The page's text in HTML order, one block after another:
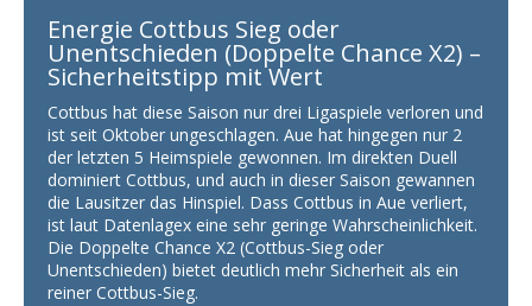
Energie Cottbus Sieg oder
Unentschieden (Doppelte Chance X2) –
Sicherheitstipp mit Wert
Cottbus hat diese Saison nur drei Ligaspiele verloren und
ist seit Oktober ungeschlagen. Aue hat hingegen nur 2
der letzten 5 Heimspiele gewonnen. Im direkten Duell
dominiert Cottbus, und auch in dieser Saison gewannen
die Lausitzer das Hinspiel. Dass Cottbus in Aue verliert,
ist laut Datenlagex eine sehr geringe Wahrscheinlichkeit.
Die Doppelte Chance X2 (Cottbus-Sieg oder
Unentschieden) bietet deutlich mehr Sicherheit als ein
reiner Cottbus-Sieg.